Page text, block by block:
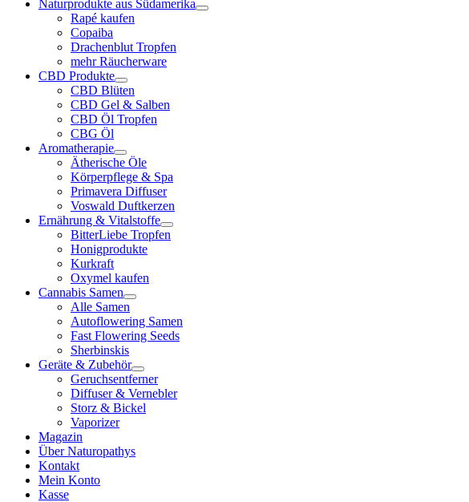
Naturprodukte aus Südamerika
Rapé kaufen
Copaiba
Drachenblut Tropfen
mehr Räucherware
CBD Produkte
CBD Blüten
CBD Gel & Salben
CBD Öl Tropfen
CBG Öl
Aromatherapie
Ätherische Öle
Körperpflege & Spa
Primavera Diffuser
Voswald Duftkerzen
Ernährung & Vitalstoffe
BitterLiebe Tropfen
Honigprodukte
Kurkraft
Oxymel kaufen
Cannabis Samen
Alle Samen
Autoflowering Samen
Fast Flowering Seeds
Sherbinskis
Geräte & Zubehör
Geruchsentferner
Diffuser & Vernebler
Storz & Bickel
Vaporizer
Magazin
Über Naturopathys
Kontakt
Mein Konto
Kasse